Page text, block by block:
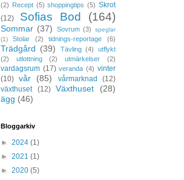
(2) Recept (5) shoppingtips (5) Skrot
(12)
Sofias Bod (164)
Sommar (37) Sovrum (3)
speglar
(1)
Stolar (2) tidnings-reportage (6)
Trädgård (39) Tävling (4)
utflykt
(2)
utlottning (2) utmärkelser (2)
vardagsrum (17) veranda (4) vinter
(10) vår (85) vårmarknad
(12)
växthuset
(12) Växthuset
(28)
ägg (46)
Bloggarkiv
► 2024 (1)
► 2021 (1)
► 2020 (5)